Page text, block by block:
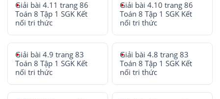
Giải bài 4.11 trang 86
Toán 8 Tập 1 SGK Kết
nối tri thức
Giải bài 4.10 trang 86
Toán 8 Tập 1 SGK Kết
nối tri thức
Giải bài 4.9 trang 83
Toán 8 Tập 1 SGK Kết
nối tri thức
Giải bài 4.8 trang 83
Toán 8 Tập 1 SGK Kết
nối tri thức